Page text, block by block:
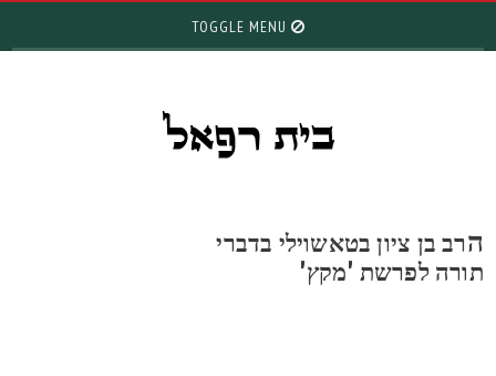
TOGGLE MENU
רב בן ציון בטאשוילי בדברי
לפרשת 'מקץ'